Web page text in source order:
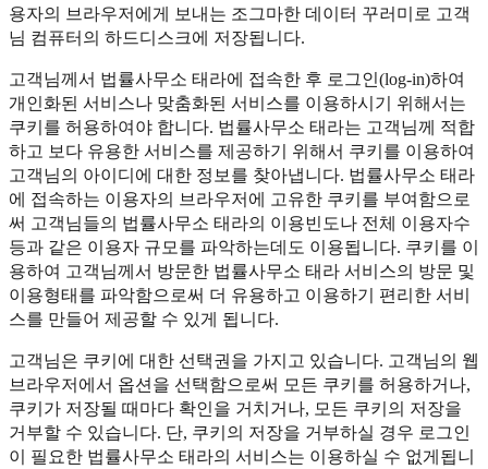
용자의 브라우저에게 보내는 조그마한 데이터 꾸러미로 고객
님 컴퓨터의 하드디스크에 저장됩니다.
고객님께서 법률사무소 태라에 접속한 후 로그인(log-in)하여
개인화된 서비스나 맞춤화된 서비스를 이용하시기 위해서는
쿠키를 허용하여야 합니다. 법률사무소 태라는 고객님께 적합
하고 보다 유용한 서비스를 제공하기 위해서 쿠키를 이용하여
고객님의 아이디에 대한 정보를 찾아냅니다. 법률사무소 태라
에 접속하는 이용자의 브라우저에 고유한 쿠키를 부여함으로
써 고객님들의 법률사무소 태라의 이용빈도나 전체 이용자수
등과 같은 이용자 규모를 파악하는데도 이용됩니다. 쿠키를 이
용하여 고객님께서 방문한 법률사무소 태라 서비스의 방문 및
이용형태를 파악함으로써 더 유용하고 이용하기 편리한 서비
스를 만들어 제공할 수 있게 됩니다.
고객님은 쿠키에 대한 선택권을 가지고 있습니다. 고객님의 웹
브라우저에서 옵션을 선택함으로써 모든 쿠키를 허용하거나,
쿠키가 저장될 때마다 확인을 거치거나, 모든 쿠키의 저장을
거부할 수 있습니다. 단, 쿠키의 저장을 거부하실 경우 로그인
이 필요한 법률사무소 태라의 서비스는 이용하실 수 없게됩니